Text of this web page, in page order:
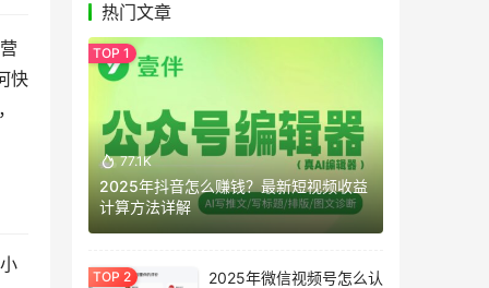
快
热门文章
77.1K
2025年抖音怎么赚钱？最新短视频收益
计算方法详解
2025年微信视频号怎么认